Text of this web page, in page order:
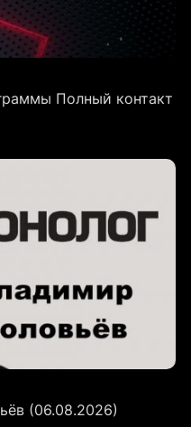
Полный контакт
(06.08.2026)